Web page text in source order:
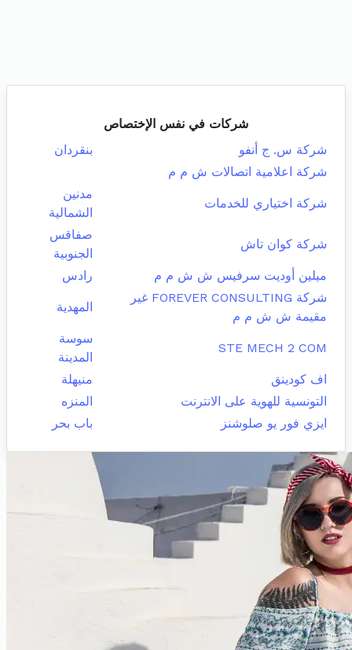
شركات في نفس الإختصاص
شركة س. ج أنفو
بنقردان
شركة اعلامية اتصالات ش م م
شركة اختياري للخدمات
مدنين
الشمالية
شركة كوان تاش
صفاقس
الجنوبية
ميلين أوديت سرفيس ش ش م م
رادس
شركة FOREVER CONSULTING غير
مقيمة ش ش م م
المهدية
STE MECH 2 COM
سوسة
المدينة
اف كودينق
منيهلة
التونسية للهوية على الانترنت
المنزه
ايزي فور يو صلوشنز
باب بحر